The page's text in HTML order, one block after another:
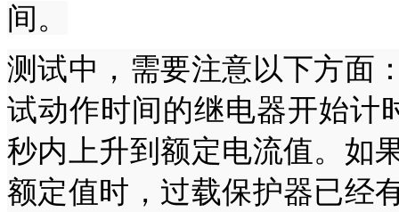
间。
测试中，需要注意以下方面
试动作时间的继电器开始计
秒内上升到额定电流值。如
额定值时，过载保护器已经